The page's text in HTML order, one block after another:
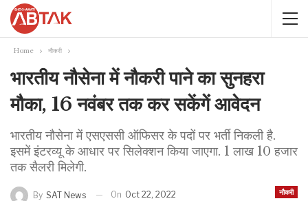
Home नौकरी
भारतीय नौसेना में नौकरी पाने का सुनहरा
मौका, 16 नवंबर तक कर सकेंगें आवेदन
भारतीय नौसेना में एसएससी ऑफिसर के पदों पर भर्ती निकली है.
इसमें इंटरव्यू के आधार पर सिलेक्शन किया जाएगा. 1 लाख 10 हजार
तक सैलरी मिलेगी.
नौकरी
By SAT News On Oct 22, 2022